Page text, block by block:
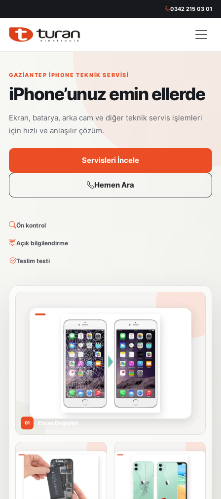
0342 215 03 01
GAZIANTEP IPHONE TEKNIK SERVISI
iPhone’unuz emin ellerde
Ekran, batarya, arka cam ve diğer teknik servis işlemleri
için hızlı ve anlaşılır çözüm.
Servisleri İncele
Hemen Ara
Ön kontrol
Açık bilgilendirme
Teslim testi
01 Ekran Değişimi